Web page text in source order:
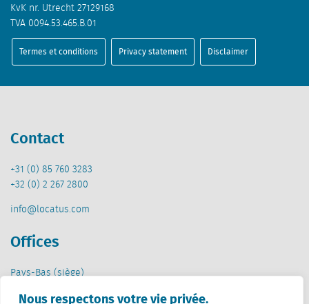
Nous respectons votre vie privée.
KvK nr. Utrecht 27129168
TVA 0094.53.465.B.01
Termes et conditions Privacy statement Disclaimer
Contact
+31 (0) 85 760 3283
+32 (0) 2 267 2800
info@locatus.com
Offices
Pays-Bas (siège)